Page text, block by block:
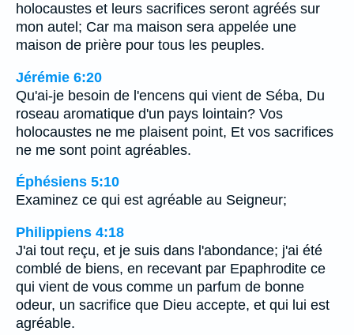
holocaustes et leurs sacrifices seront agréés sur
mon autel; Car ma maison sera appelée une
maison de prière pour tous les peuples.
Jérémie 6:20
Qu'ai-je besoin de l'encens qui vient de Séba, Du
roseau aromatique d'un pays lointain? Vos
holocaustes ne me plaisent point, Et vos sacrifices
ne me sont point agréables.
Éphésiens 5:10
Examinez ce qui est agréable au Seigneur;
Philippiens 4:18
J'ai tout reçu, et je suis dans l'abondance; j'ai été
comblé de biens, en recevant par Epaphrodite ce
qui vient de vous comme un parfum de bonne
odeur, un sacrifice que Dieu accepte, et qui lui est
agréable.